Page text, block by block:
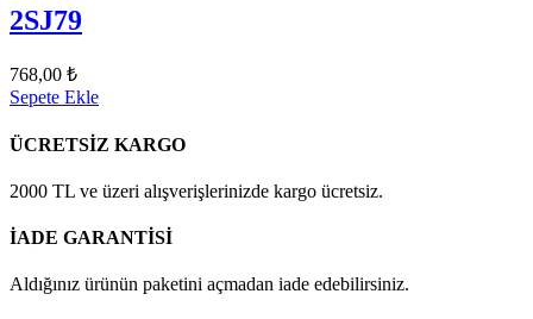
2SJ79
768,00 ₺
Sepete Ekle
ÜCRETSİZ KARGO
2000 TL ve üzeri alışverişlerinizde kargo ücretsiz.
İADE GARANTİSİ
Aldığınız ürünün paketini açmadan iade edebilirsiniz.